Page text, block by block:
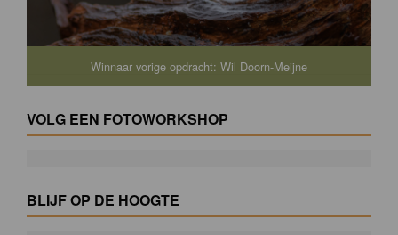
Winnaar vorige opdracht: Wil Doorn-Meijne
VOLG EEN FOTOWORKSHOP
BLIJF OP DE HOOGTE